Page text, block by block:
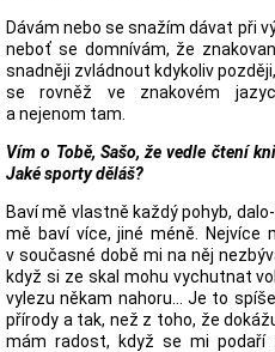
Dávám nebo se snažím dávat při
neboť se domnívám, že
snadněji zvládnout kdykoliv
se rovněž ve znakovém
a nejenom tam.
Vím o Tobě, Sašo, že vedle čtení
Jaké sporty děláš?
Baví mě vlastně každý pohyb,
mě baví více, jiné méně. Nejvíce
v současné době mi na něj
když si ze skal mohu vychutnat
vylezu někam nahoru... Je to
přírody a tak, než z toho, že
mám radost, když se mi podaří